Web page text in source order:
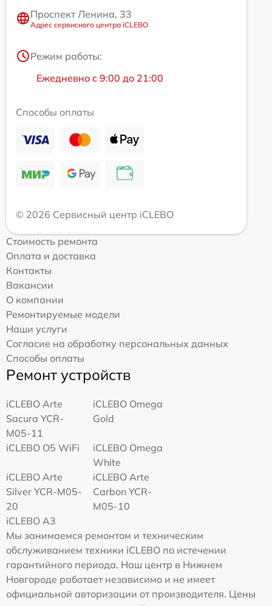
Проспект Ленина, 33
Адрес сервисного центра iCLEBO
Режим работы:
Ежедневно с 9:00 до 21:00
Способы оплаты
© 2026 Сервисный центр iCLEBO
Стоимость ремонта
Оплата и доставка
Контакты
Вакансии
О компании
Ремонтируемые модели
Наши услуги
Согласие на обработку персональных данных
Способы оплаты
Ремонт устройств
iCLEBO Arte
Sacura YCR-
M05-11
iCLEBO Omega
Gold
iCLEBO O5 WiFi
iCLEBO Omega
White
iCLEBO Arte
Silver YCR-M05-
20
iCLEBO Arte
Carbon YCR-
M05-10
iCLEBO A3
Мы занимаемся ремонтом и техническим
обслуживанием техники iCLEBO по истечении
гарантийного периода. Наш центр в Нижнем
Новгороде работает независимо и не имеет
официальной авторизации от производителя. Цены